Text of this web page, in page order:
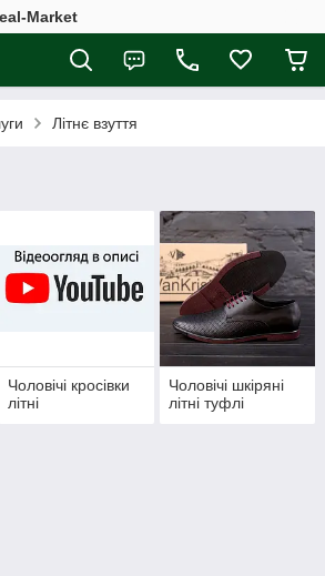
Market
Літнє взуття
Чоловічі кросівки
літні
Чоловічі шкіряні
літні туфлі